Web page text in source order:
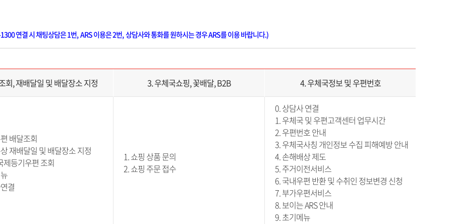
연결 시 채팅상담은 1번, ARS 이용은 2번, 상담사와 통화를 원하시는 경우 ARS를 이용 바랍니다.)
회, 재배달일 및 배달장소 지정 3. 우체국쇼핑, 꽃배달, B2B 4. 우체국정보 및 우편번호
배달조회
재배달일 및 배달장소 지정
제등기우편 조회
결
1. 쇼핑 상품 문의
2. 쇼핑 주문 접수
0. 상담사 연결
1. 우체국 및 우편고객센터 업무시간
2. 우편번호 안내
3. 우체국사칭 개인정보 수집 피해예방 안내
4. 손해배상 제도
5. 주거이전서비스
6. 국내우편 반환 및 수취인 정보변경 신청
7. 부가우편서비스
8. 보이는 ARS 안내
9. 초기메뉴